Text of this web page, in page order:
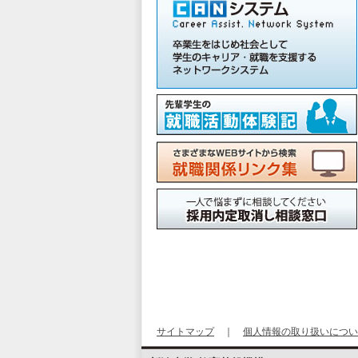
サイトマップ｜ 個人情報の取り扱いにつ